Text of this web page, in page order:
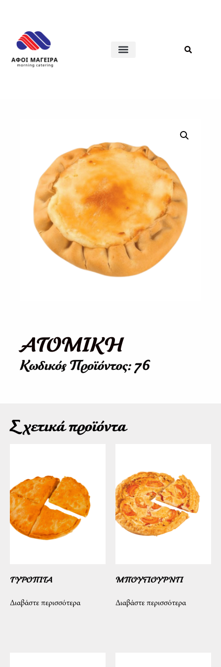
ΑΤΟΜΙΚΗ
Κωδικός Προϊόντος: 76
Σχετικά προϊόντα
ΤΥΡΟΠΙΤΑ
Διαβάστε περισσότερα
ΜΠΟΥΓΙΟΥΡΝΤΙ
Διαβάστε περισσότερα